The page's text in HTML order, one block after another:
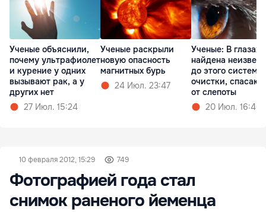
Ученые объяснили,
почему ультрафиолет
и курение у одних
вызывают рак, а у
других нет
27 Июл. 15:24
Ученые раскрыли
новую опасность
магнитных бурь
24 Июл. 23:47
Ученые: В глазах
найдена
до этого система
очистки,
от слепоты
20 Июл. 16:46
10 февраля 2012, 15:29 749
Фотографией года стал
снимок раненого йеменца